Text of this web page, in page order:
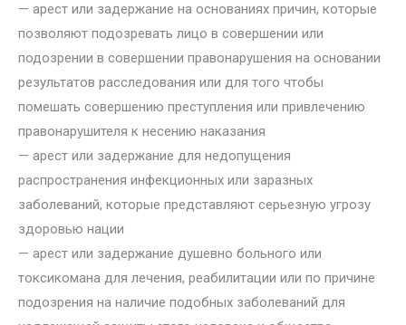
— арест или задержание на основаниях причин, которые
позволяют подозревать лицо в совершении или
подозрении в совершении правонарушения на основании
результатов расследования или для того чтобы
помешать совершению преступления или привлечению
правонарушителя к несению наказания
— арест или задержание для недопущения
распространения инфекционных или заразных
заболеваний, которые представляют серьезную угрозу
здоровью нации
— арест или задержание душевно больного или
токсикомана для лечения, реабилитации или по причине
подозрения на наличие подобных заболеваний для